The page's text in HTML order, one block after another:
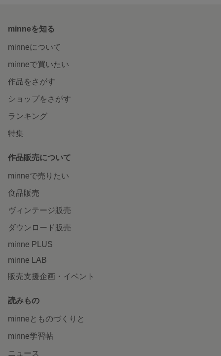
minneを知る
minneについて
minneで買いたい
作品をさがす
ショップをさがす
ランキング
特集
作品販売について
minneで売りたい
食品販売
ヴィンテージ販売
ダウンロード販売
minne PLUS
minne LAB
販売支援企画・イベント
読みもの
minneとものづくりと
minne学習帖
ニュース